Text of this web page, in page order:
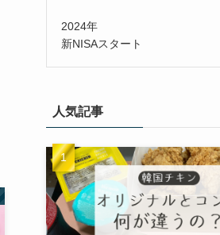
2024年
新NISAスタート
人気記事